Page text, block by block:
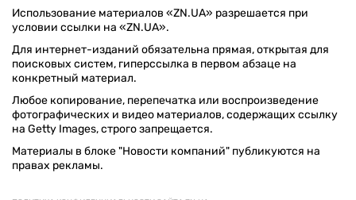
Использование материалов «ZN.UA» разрешается при
условии ссылки на «ZN.UA».
Для интернет-изданий обязательна прямая, открытая для
поисковых систем, гиперссылка в первом абзаце на
конкретный материал.
Любое копирование, перепечатка или воспроизведение
фотографических и видео материалов, содержащих ссылку
на Getty Images, строго запрещается.
Материалы в блоке "Новости компаний" публикуются на
правах рекламы.